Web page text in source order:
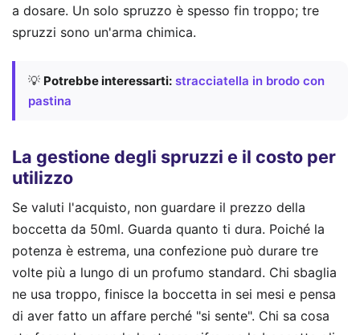
a dosare. Un solo spruzzo è spesso fin troppo; tre
spruzzi sono un'arma chimica.
💡 Potrebbe interessarti: stracciatella in brodo con
pastina
La gestione degli spruzzi e il costo per
utilizzo
Se valuti l'acquisto, non guardare il prezzo della
boccetta da 50ml. Guarda quanto ti dura. Poiché la
potenza è estrema, una confezione può durare tre
volte più a lungo di un profumo standard. Chi sbaglia
ne usa troppo, finisce la boccetta in sei mesi e pensa
di aver fatto un affare perché "si sente". Chi sa cosa